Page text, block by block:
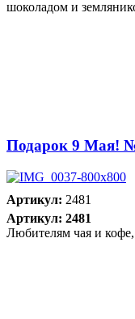
шоколадом и
Подарок 9 Мая!
Артикул: 2481
Артикул: 2481
Любителям чая и